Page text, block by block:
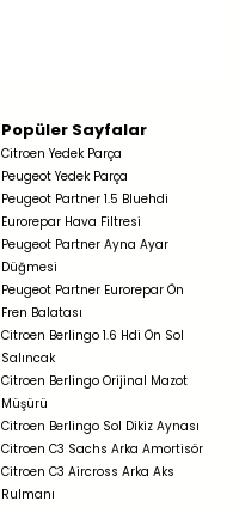
Popüler Sayfalar
Citroen Yedek Parça
Peugeot Yedek Parça
Peugeot Partner 1.5 Bluehdi
Eurorepar Hava Filtresi
Peugeot Partner Ayna Ayar
Düğmesi
Peugeot Partner Eurorepar Ön
Fren Balatası
Citroen Berlingo 1.6 Hdi Ön Sol
Salıncak
Citroen Berlingo Orijinal Mazot
Müşürü
Citroen Berlingo Sol Dikiz Aynası
Citroen C3 Sachs Arka Amortisör
Citroen C3 Aircross Arka Aks
Rulmanı